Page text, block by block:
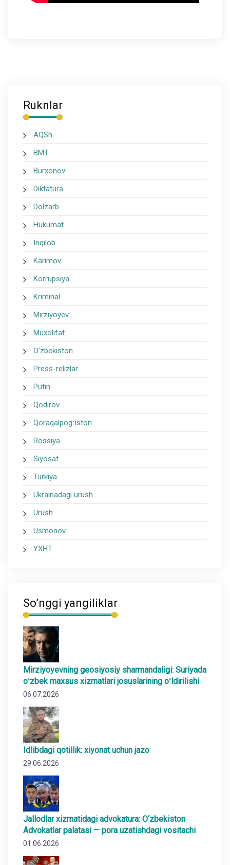
Ruknlar
AQSh
BMT
Burxonov
Diktatura
Dolzarb
Hukumat
Inqilob
Karimov
Korrupsiya
Kriminal
Mirziyoyev
Muxolifat
O'zbekiston
Press-relizlar
Putin
Qodirov
Qoraqalpogʻiston
Rossiya
Siyosat
Turkiya
Ukrainadagi urush
Urush
Usmonov
YXHT
So’nggi yangiliklar
Mirziyoyevning geosiyosiy sharmandaligi: Suriyada
oʻzbek maxsus xizmatlari josuslarining oʻldirilishi
06.07.2026
Idlibdagi qotillik: xiyonat uchun jazo
29.06.2026
Jallodlar xizmatidagi advokatura: O‘zbekiston
Advokatlar palatasi — pora uzatishdagi vositachi
01.06.2026